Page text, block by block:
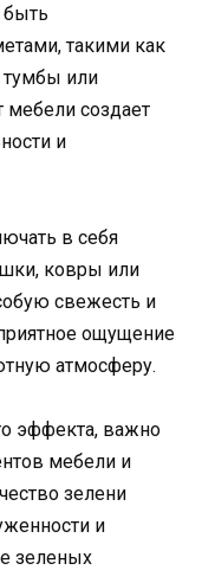
такими как
тумбы или
создает
и
в себя
ковры или
свежесть и
ощущение
атмосферу.
эффекта, важно
мебели и
зелени
и
зеленых